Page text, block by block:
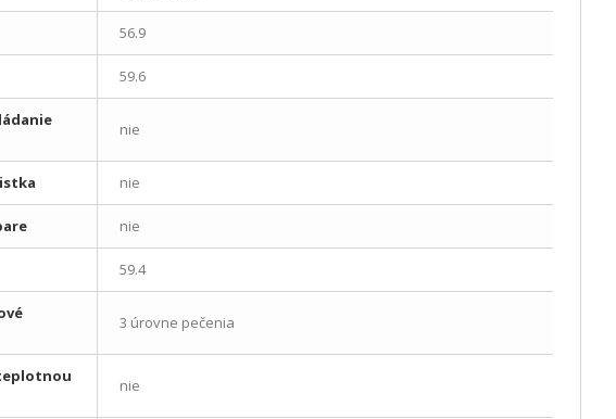
56.9
59.6
nie
nie
nie
59.4
3 úrovne pečenia
nie